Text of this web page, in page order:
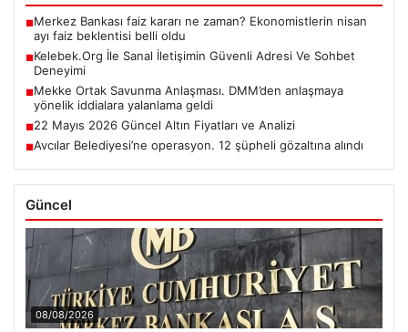
■Merkez Bankası faiz kararı ne zaman? Ekonomistlerin nisan
ayı faiz beklentisi belli oldu
■Kelebek.Org İle Sanal İletişimin Güvenli Adresi Ve Sohbet
Deneyimi
■Mekke Ortak Savunma Anlaşması. DMM’den anlaşmaya
yönelik iddialara yalanlama geldi
■22 Mayıs 2026 Güncel Altın Fiyatları ve Analizi
■Avcılar Belediyesi’ne operasyon. 12 şüpheli gözaltına alındı
Güncel
08/08/2026